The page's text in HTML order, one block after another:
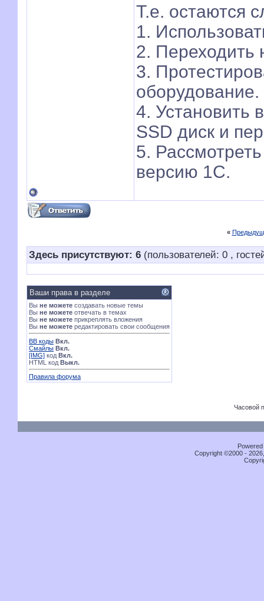
Т.е. остаются
1.
2.
3.
оборудование.
4. Установить
SSD диск и
5.
версию 1С.
«
Здесь присутствуют: 6 (пользователей: 0 ,
Ваши права в разделе
Вы не можете создавать новые темы
Вы не можете отвечать в темах
Вы не можете прикреплять вложения
Вы не можете редактировать свои сообщения
BB коды Вкл.
Смайлы Вкл.
[IMG] код Вкл.
HTML код Выкл.
Правила форума
Часовой
Copyright ©2000 -